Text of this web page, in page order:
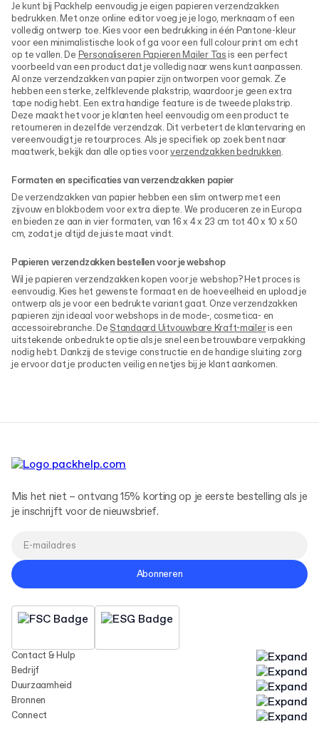
Je kunt bij Packhelp eenvoudig je eigen papieren verzendzakken
bedrukken. Met onze online editor voeg je je logo, merknaam of een
volledig ontwerp toe. Kies voor een bedrukking in één Pantone-kleur
voor een minimalistische look of ga voor een full colour print om echt
op te vallen. De Personaliseren Papieren Mailer Tasis een perfect
voorbeeld van een product dat je volledig naar wens kunt aanpassen.
Al onze verzendzakken van papier zijn ontworpen voor gemak. Ze
hebben een sterke, zelfklevende plakstrip, waardoor je geen extra
tape nodig hebt. Een extra handige feature is de tweede plakstrip.
Deze maakt het voor je klanten heel eenvoudig om een product te
retourneren in dezelfde verzendzak. Dit verbetert de klantervaring en
vereenvoudigt je retourproces. Als je specifiek op zoek bent naar
maatwerk, bekijk dan alle opties voorverzendzakken bedrukken.
Formaten en specificaties van verzendzakken papier
De verzendzakken van papier hebben een slim ontwerp met een
zijvouw en blokbodem voor extra diepte. We produceren ze in Europa
en bieden ze aan in vier formaten, van 16 x 4 x 23 cm tot 40 x 10 x 50
cm, zodat je altijd de juiste maat vindt.
Papieren verzendzakken bestellen voor je webshop
Wil je papieren verzendzakken kopen voor je webshop? Het proces is
eenvoudig. Kies het gewenste formaat en de hoeveelheid en upload je
ontwerp als je voor een bedrukte variant gaat. Onze verzendzakken
papieren zijn ideaal voor webshops in de mode-, cosmetica- en
accessoirebranche. De Standaard Uitvouwbare Kraft-maileris een
uitstekende onbedrukte optie als je snel een betrouwbare verpakking
nodig hebt. Dankzij de stevige constructie en de handige sluiting zorg
je ervoor dat je producten veilig en netjes bij je klant aankomen.
Contact & Hulp
Bedrijf
Duurzaamheid
Bronnen
Connect
Mis het niet – ontvang 15% korting op je eerste bestelling als je
je inschrijft voor de nieuwsbrief.
Abonneren